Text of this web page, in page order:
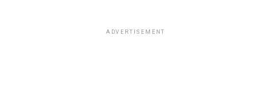
ADVERTISEMENT